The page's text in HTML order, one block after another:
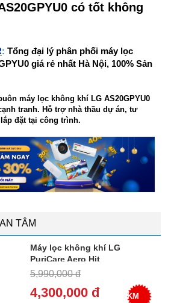
có tốt không
: Tổng đại lý phân phối máy lọc
giá rẻ nhất Hà Nội, 100% Sản
máy lọc không khí LG AS20GPYU0
tranh. Hỗ trợ nhà thầu dự án, tư
đặt tại công trình.
TÂM
Máy lọc không khí LG
PuriCare Aero Hit
AS35GGW10
5,990,000 đ
4,300,000 đ KM